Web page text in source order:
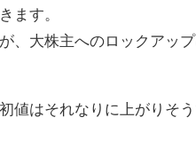
ます。
、大株主へのロックアッ
値はそれなりに上がりそう